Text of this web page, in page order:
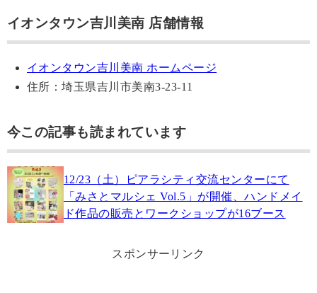
イオンタウン吉川美南 店舗情報
イオンタウン吉川美南 ホームページ
住所：埼玉県吉川市美南3-23-11
今この記事も読まれています
12/23（土）ピアラシティ交流センターにて
「みさとマルシェ Vol.5」が開催、ハンドメイ
ド作品の販売とワークショップが16ブース
スポンサーリンク